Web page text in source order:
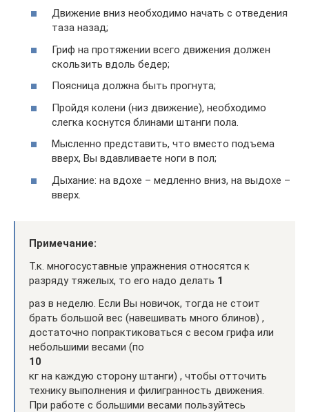
Движение вниз необходимо начать с отведения
таза назад;
Гриф на протяжении всего движения должен
скользить вдоль бедер;
Поясница должна быть прогнута;
Пройдя колени (низ движение), необходимо
слегка коснутся блинами штанги пола.
Мысленно представить, что вместо подъема
вверх, Вы вдавливаете ноги в пол;
Дыхание: на вдохе – медленно вниз, на выдохе –
вверх.
Примечание:
Т.к. многосуставные упражнения относятся к
разряду тяжелых, то его надо делать 1
раз в неделю. Если Вы новичок, тогда не стоит
брать большой вес (навешивать много блинов) ,
достаточно попрактиковаться с весом грифа или
небольшими весами (по
10
кг на каждую сторону штанги) , чтобы отточить
технику выполнения и филигранность движения.
При работе с большими весами пользуйтесь